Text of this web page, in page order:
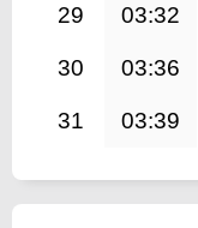
29 03:32
30 03:36
31 03:39